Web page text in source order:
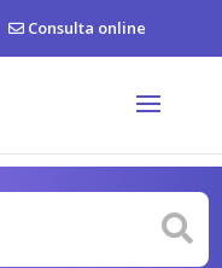
Consulta online